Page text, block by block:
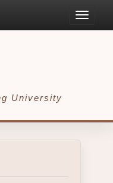
Toggle
University